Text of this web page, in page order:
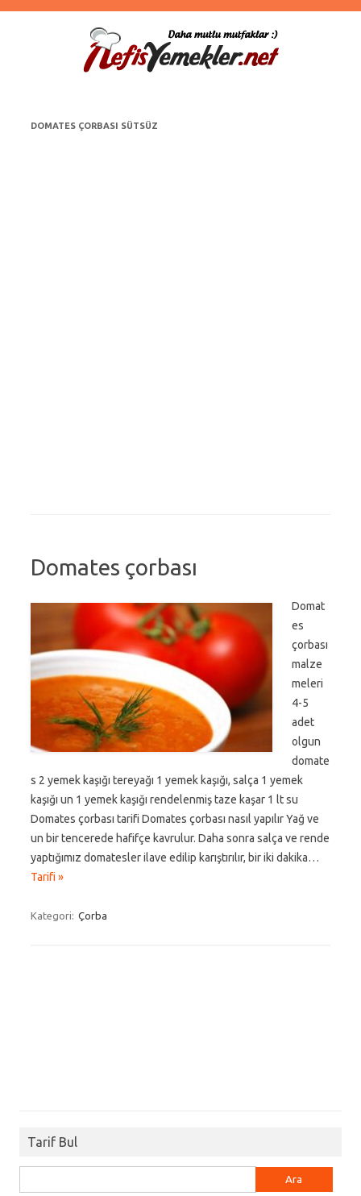
DOMATES ÇORBASI SÜTSÜZ
Domates çorbası
Domat
es
çorbası
malze
meleri
4-5
adet
olgun
domate
s 2 yemek kaşığı tereyağı 1 yemek kaşığı, salça 1 yemek
kaşığı un 1 yemek kaşığı rendelenmiş taze kaşar 1 lt su
Domates çorbası tarifi Domates çorbası nasıl yapılır Yağ ve
un bir tencerede hafifçe kavrulur. Daha sonra salça ve rende
yaptığımız domatesler ilave edilip karıştırılır, bir iki dakika…
Tarifi »
Kategori: Çorba
Tarif Bul